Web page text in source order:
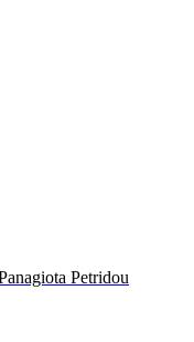
Petridou